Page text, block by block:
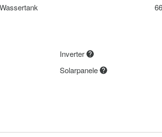
Wassertank
Inverter
Solarpanele